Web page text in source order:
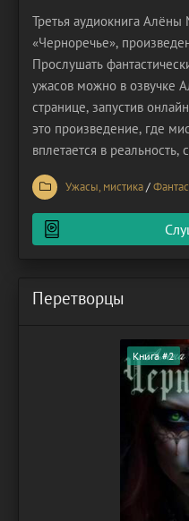
Третья аудиокнига
«Черноречье»,
Прослушать
ужасов можно в озвучке
странице, запустив
это произведение, где
вплетается в
впечатление. Реализм
исчерпывающих
умении автора оставить
приглашая читателя
Ужасы, мистика/
Перетворцы
Книга #2